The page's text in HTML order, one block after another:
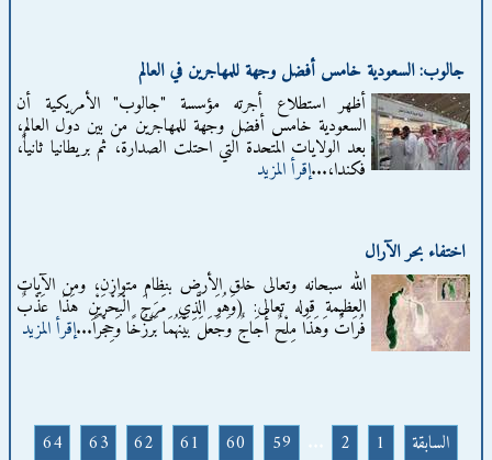
جالوب: السعودية خامس أفضل وجهة للمهاجرين في العالم
أظهر استطلاع أجرته مؤسسة "جالوب" الأمريكية أن
السعودية خامس أفضل وجهة للمهاجرين من بين دول العالم،
بعد الولايات المتحدة التي احتلت الصدارة، ثم بريطانيا ثانياً،
فكندا،...إقرأ المزيد
اختفاء بحر الآرال
الله سبحانه وتعالى خلق الأرض بنظام متوازن، ومن الآيات
العظيمة قوله تعالى: (وَهُوَ الَّذِي مَرَجَ الْبَحْرَيْنِ هَذَا عَذْبٌ
فُرَاتٌ وَهَذَا مِلْحٌ أُجَاجٌ وَجَعَلَ بَيْنَهُمَا بَرْزَخًا وَحِجْرًا...إقرأ المزيد
السابقة 1
2
59
60
61
62
63
64